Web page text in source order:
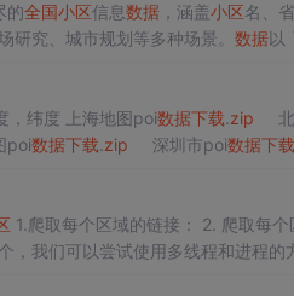
的全国小区信息数据，涵盖小区名、
研究、城市规划等多种场景。 数据以 `.
，分类名，经度，纬度 上海地图poi数据下载 zip 北
地图poi数据下载 zip 深圳市poi数据下载
1.爬取每个区域的链接：
，我们可以尝试使用多线程和进程的